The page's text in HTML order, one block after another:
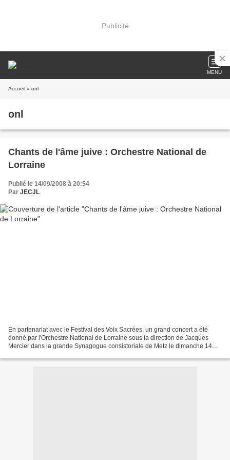
Publicité
MENU
Accueil » onl
onl
Chants de l'âme juive : Orchestre National de
Lorraine
Publié le 14/09/2008 à 20:54
Par JECJL
En partenariat avec le Festival des Voix Sacrées, un grand concert a été
donné par l'Orchestre National de Lorraine sous la direction de Jacques
Mercier dans la grande Synagogue consistoriale de Metz le dimanche 14